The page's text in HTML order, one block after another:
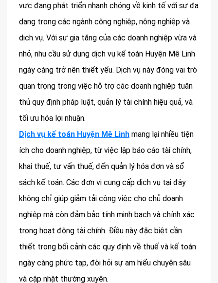
vực đang phát triển nhanh chóng về kinh tế với sự đa
dạng trong các ngành công nghiệp, nông nghiệp và
dịch vụ. Với sự gia tăng của các doanh nghiệp vừa và
nhỏ, nhu cầu sử dụng dịch vụ kế toán Huyện Mê Linh
ngày càng trở nên thiết yếu. Dịch vụ này đóng vai trò
quan trọng trong việc hỗ trợ các doanh nghiệp tuân
thủ quy định pháp luật, quản lý tài chính hiệu quả, và
tối ưu hóa lợi nhuận.
Dịch vụ kế toán Huyện Mê Linh mang lại nhiều tiện
ích cho doanh nghiệp, từ việc lập báo cáo tài chính,
khai thuế, tư vấn thuế, đến quản lý hóa đơn và sổ
sách kế toán. Các đơn vị cung cấp dịch vụ tại đây
không chỉ giúp giảm tải công việc cho chủ doanh
nghiệp mà còn đảm bảo tính minh bạch và chính xác
trong hoạt động tài chính. Điều này đặc biệt cần
thiết trong bối cảnh các quy định về thuế và kế toán
ngày càng phức tạp, đòi hỏi sự am hiểu chuyên sâu
và cập nhật thường xuyên.